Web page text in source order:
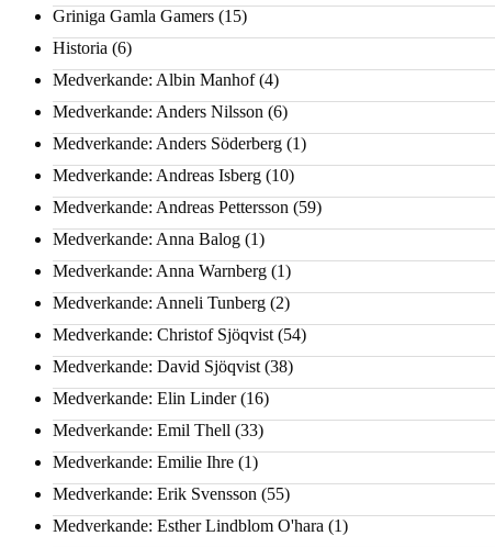
Griniga Gamla Gamers (15)
Historia (6)
Medverkande: Albin Manhof(4)
Medverkande: Anders Nilsson (6)
Medverkande: Anders Söderberg (1)
Medverkande: Andreas Isberg (10)
Medverkande: Andreas Pettersson (59)
Medverkande: Anna Balog (1)
Medverkande: Anna Warnberg (1)
Medverkande: Anneli Tunberg (2)
Medverkande: Christof Sjöqvist (54)
Medverkande: David Sjöqvist (38)
Medverkande: Elin Linder(16)
Medverkande: Emil Thell (33)
Medverkande: Emilie Ihre (1)
Medverkande: Erik Svensson (55)
Medverkande: Esther Lindblom O'hara (1)